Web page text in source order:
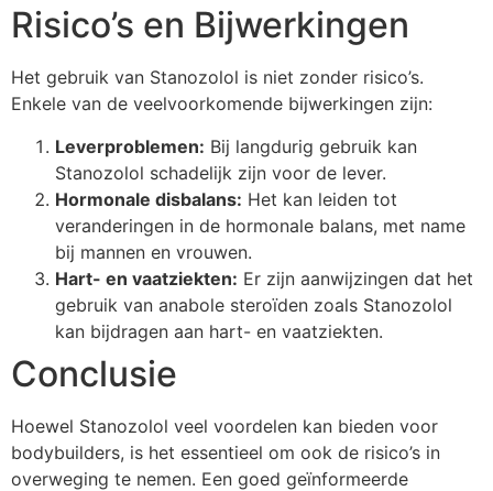
Risico’s en Bijwerkingen
Het gebruik van Stanozolol is niet zonder risico’s.
Enkele van de veelvoorkomende bijwerkingen zijn:
Leverproblemen: Bij langdurig gebruik kan
Stanozolol schadelijk zijn voor de lever.
Hormonale disbalans: Het kan leiden tot
veranderingen in de hormonale balans, met name
bij mannen en vrouwen.
Hart- en vaatziekten: Er zijn aanwijzingen dat het
gebruik van anabole steroïden zoals Stanozolol
kan bijdragen aan hart- en vaatziekten.
Conclusie
Hoewel Stanozolol veel voordelen kan bieden voor
bodybuilders, is het essentieel om ook de risico’s in
overweging te nemen. Een goed geïnformeerde